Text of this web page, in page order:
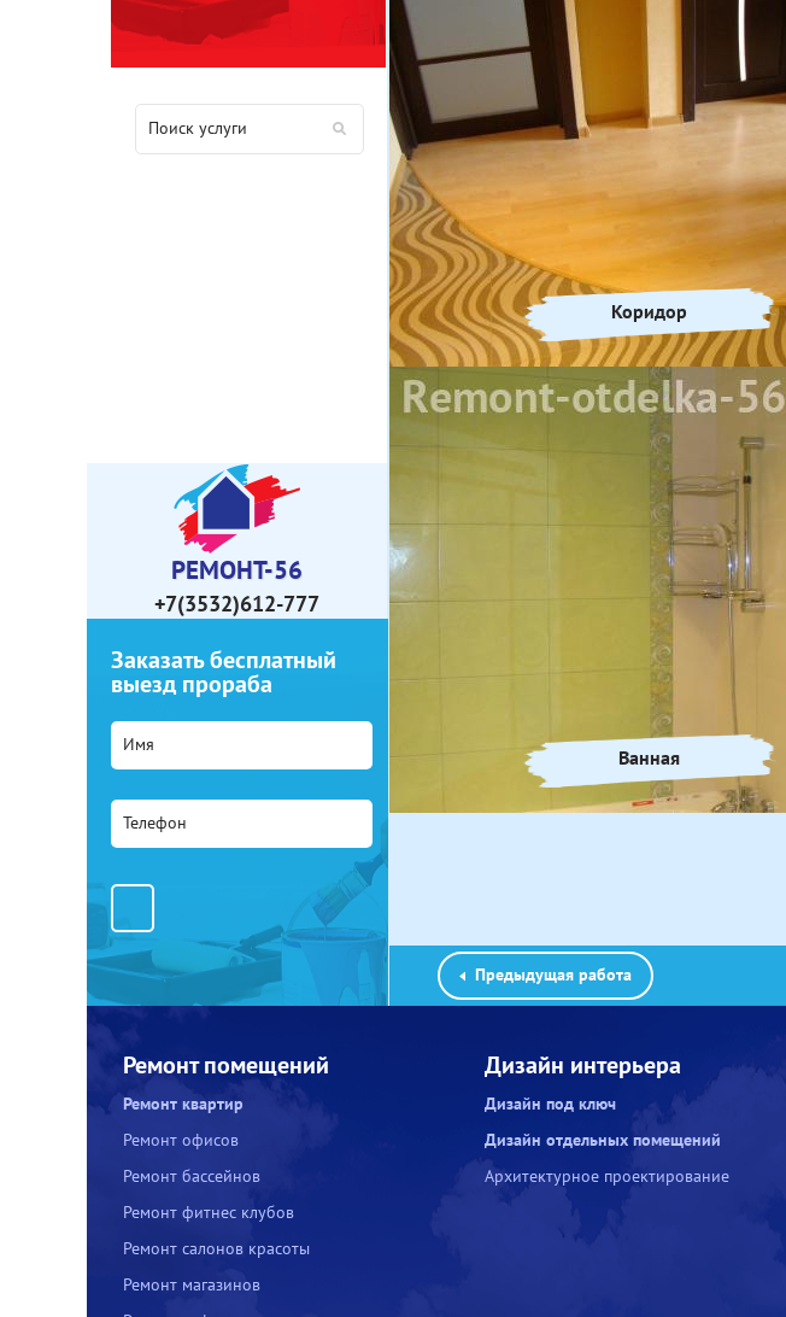
РЕМОНТ-56
+7(3532)612-777
Заказать бесплатный
выезд прораба
Коридор
Ванная
Предыдущая работа
Ремонт помещений
Ремонт квартир
Ремонт офисов
Ремонт бассейнов
Ремонт фитнес клубов
Ремонт салонов красоты
Ремонт магазинов
Дизайн интерьера
Дизайн под ключ
Дизайн отдельных помещений
Архитектурное проектирование